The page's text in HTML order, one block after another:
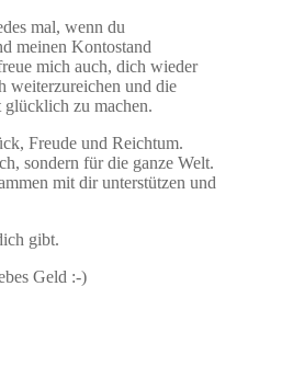
mal, wenn du
meinen Kontostand
mich auch, dich wieder
weiterzureichen und die
glücklich zu machen.
Freude und Reichtum.
sondern für die ganze Welt.
mit dir unterstützen und
gibt.
Geld :-)